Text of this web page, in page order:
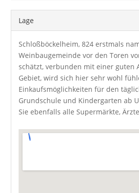
Lage
Schloßböckelheim, 824 erstmals
Weinbaugemeinde vor den Toren
schätzt, verbunden mit einer guten
Gebiet, wird sich hier sehr wohl
Einkaufsmöglichkeiten für den
Grundschule und Kindergarten ab
Sie ebenfalls alle Supermärkte,